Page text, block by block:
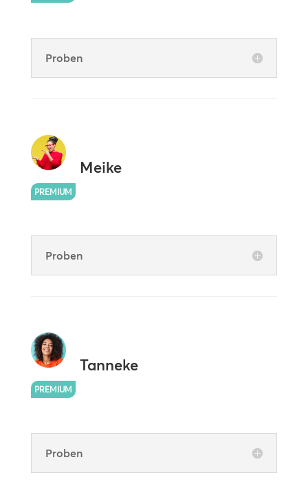
Proben
Meike
PREMIUM
Proben
Tanneke
PREMIUM
Proben